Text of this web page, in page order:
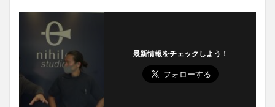
最新情報をチェックしよう！